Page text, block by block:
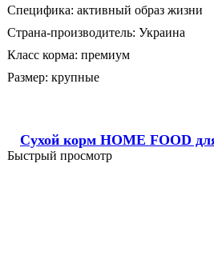
Специфика: активный образ жизни
Страна-производитель: Украина
Класс корма: премиум
Размер: крупные
Сухой корм HOME FOOD
Быстрый просмотр